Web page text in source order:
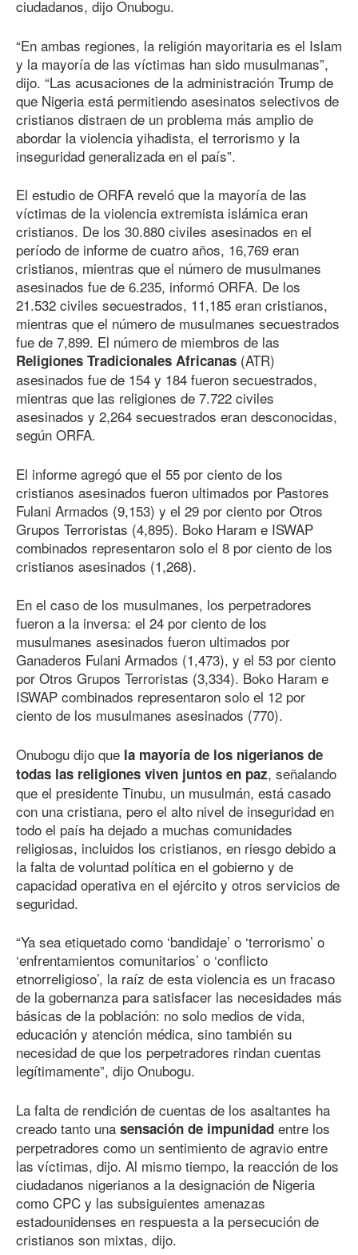
ciudadanos, dijo Onubogu.
“En ambas regiones, la religión mayoritaria es el Islam
y la mayoría de las víctimas han sido musulmanas”,
dijo. “Las acusaciones de la administración Trump de
que Nigeria está permitiendo asesinatos selectivos de
cristianos distraen de un problema más amplio de
abordar la violencia yihadista, el terrorismo y la
inseguridad generalizada en el país”.
El estudio de ORFA reveló que la mayoría de las
víctimas de la violencia extremista islámica eran
cristianos. De los 30.880 civiles asesinados en el
período de informe de cuatro años, 16,769 eran
cristianos, mientras que el número de musulmanes
asesinados fue de 6.235, informó ORFA. De los
21.532 civiles secuestrados, 11,185 eran cristianos,
mientras que el número de musulmanes secuestrados
fue de 7,899. El número de miembros de las
Religiones Tradicionales Africanas (ATR)
asesinados fue de 154 y 184 fueron secuestrados,
mientras que las religiones de 7.722 civiles
asesinados y 2,264 secuestrados eran desconocidas,
según ORFA.
El informe agregó que el 55 por ciento de los
cristianos asesinados fueron ultimados por Pastores
Fulani Armados (9,153) y el 29 por ciento por Otros
Grupos Terroristas (4,895). Boko Haram e ISWAP
combinados representaron solo el 8 por ciento de los
cristianos asesinados (1,268).
En el caso de los musulmanes, los perpetradores
fueron a la inversa: el 24 por ciento de los
musulmanes asesinados fueron ultimados por
Ganaderos Fulani Armados (1,473), y el 53 por ciento
por Otros Grupos Terroristas (3,334). Boko Haram e
ISWAP combinados representaron solo el 12 por
ciento de los musulmanes asesinados (770).
Onubogu dijo que la mayoría de los nigerianos de
todas las religiones viven juntos en paz, señalando
que el presidente Tinubu, un musulmán, está casado
con una cristiana, pero el alto nivel de inseguridad en
todo el país ha dejado a muchas comunidades
religiosas, incluidos los cristianos, en riesgo debido a
la falta de voluntad política en el gobierno y de
capacidad operativa en el ejército y otros servicios de
seguridad.
“Ya sea etiquetado como ‘bandidaje’ o ‘terrorismo’ o
‘enfrentamientos comunitarios’ o ‘conflicto
etnorreligioso’, la raíz de esta violencia es un fracaso
de la gobernanza para satisfacer las necesidades más
básicas de la población: no solo medios de vida,
educación y atención médica, sino también su
necesidad de que los perpetradores rindan cuentas
legítimamente”, dijo Onubogu.
La falta de rendición de cuentas de los asaltantes ha
creado tanto una sensación de impunidad entre los
perpetradores como un sentimiento de agravio entre
las víctimas, dijo. Al mismo tiempo, la reacción de los
ciudadanos nigerianos a la designación de Nigeria
como CPC y las subsiguientes amenazas
estadounidenses en respuesta a la persecución de
cristianos son mixtas, dijo.